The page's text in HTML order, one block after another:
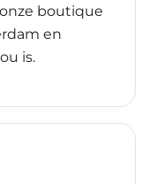
boutique
en
is.